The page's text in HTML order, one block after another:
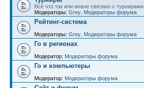
Всё что так или иначе связано с турнирами
Модераторы: Grey Модераторы форума
Рейтинг-система
Модераторы: Grey Модераторы форума
Го в регионах
Модератор: Модераторы форума
Го и компьютеры
Модератор: Модераторы форума